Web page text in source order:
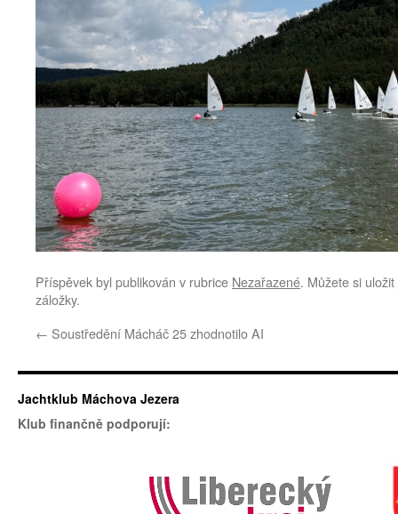
Příspěvek byl publikován v rubrice Nezařazené. Můžete si
záložky.
← Soustředění Mácháč 25 zhodnotilo AI
Jachtklub Máchova Jezera
Klub finančně podporují: